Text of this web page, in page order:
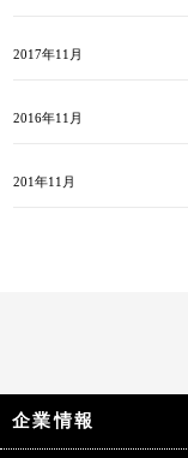
2017年11月
2016年11月
201年11月
企業情報